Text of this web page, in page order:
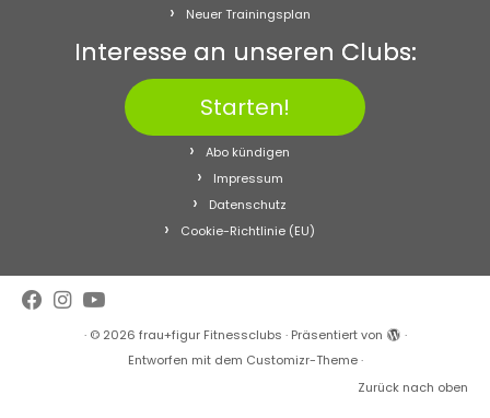
Neuer Trainingsplan
Interesse an unseren Clubs:
Starten!
Abo kündigen
Impressum
Datenschutz
Cookie-Richtlinie (EU)
· © 2026 frau+figur Fitnessclubs · Präsentiert von
·
Entworfen mit dem Customizr-Theme·
Zurück nach oben